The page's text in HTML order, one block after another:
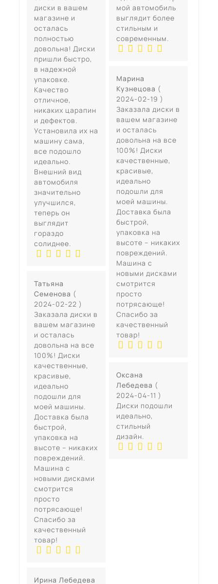
диски в вашем
магазине и
осталась
полностью
довольна! Диски
пришли быстро,
в надежной
упаковке.
Качество
отличное,
никаких царапин
и дефектов.
Установила их на
машину сама,
все подошло
идеально.
Внешний вид
автомобиля
значительно
улучшился,
теперь он
выглядит
гораздо
солиднее.
Татьяна
Семенова (
2024-02-22 )
Заказала диски в
вашем магазине
и осталась
довольна на все
100%! Диски
качественные,
красивые,
идеально
подошли для
моей машины.
Доставка была
быстрой,
упаковка на
высоте – никаких
повреждений.
Машина с
новыми дисками
смотрится
просто
потрясающе!
Спасибо за
качественный
товар!
Ирина Лебедева
мой автомобиль
выглядит более
стильным и
современным.
Марина
Кузнецова (
2024-02-19 )
Заказала диски в
вашем магазине
и осталась
довольна на все
100%! Диски
качественные,
красивые,
идеально
подошли для
моей машины.
Доставка была
быстрой,
упаковка на
высоте – никаких
повреждений.
Машина с
новыми дисками
смотрится
просто
потрясающе!
Спасибо за
качественный
товар!
Оксана
Лебедева (
2024-04-11 )
Диски подошли
идеально,
стильный
дизайн.